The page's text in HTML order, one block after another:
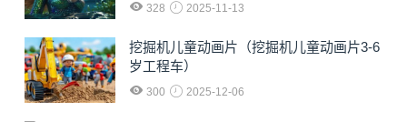
328 2025-11-13
挖掘机儿童动画片（挖掘机儿童动画片3-6
岁工程车）
300 2025-12-06